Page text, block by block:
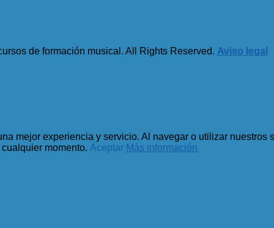
de formación musical. All Rights Reserved. Aviso legal
mejor experiencia y servicio. Al navegar o utilizar
momento. Aceptar Más información